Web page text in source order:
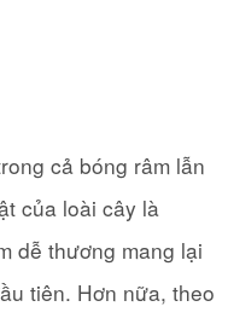
cả bóng râm lẫn
của loài cây là
dễ thương mang lại
tiên. Hơn nữa, theo